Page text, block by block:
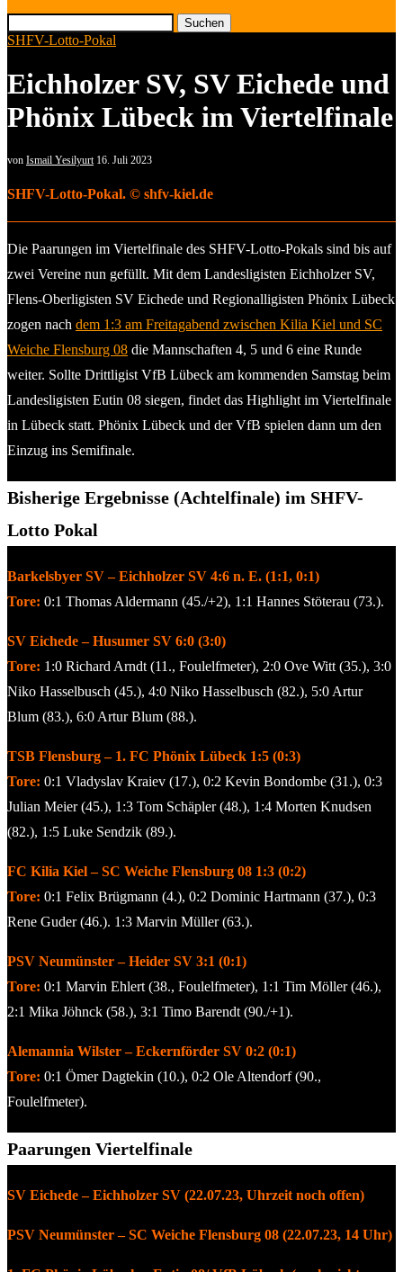
Suchen
SHFV-Lotto-Pokal
Eichholzer SV, SV Eichede und
Phönix Lübeck im Viertelfinale
von Ismail Yesilyurt 16. Juli 2023
SHFV-Lotto-Pokal. © shfv-kiel.de
Die Paarungen im Viertelfinale des SHFV-Lotto-Pokals sind bis auf
zwei Vereine nun gefüllt. Mit dem Landesligisten Eichholzer SV,
Flens-Oberligisten SV Eichede und Regionalligisten Phönix Lübeck
zogen nach dem 1:3 am Freitagabend zwischen Kilia Kiel und SC
Weiche Flensburg 08 die Mannschaften 4, 5 und 6 eine Runde
weiter. Sollte Drittligist VfB Lübeck am kommenden Samstag beim
Landesligisten Eutin 08 siegen, findet das Highlight im Viertelfinale
in Lübeck statt. Phönix Lübeck und der VfB spielen dann um den
Einzug ins Semifinale.
Bisherige Ergebnisse (Achtelfinale) im SHFV-
Lotto Pokal
Barkelsbyer SV – Eichholzer SV 4:6 n. E. (1:1, 0:1)
Tore: 0:1 Thomas Aldermann (45./+2), 1:1 Hannes Stöterau (73.).
SV Eichede – Husumer SV 6:0 (3:0)
Tore: 1:0 Richard Arndt (11., Foulelfmeter), 2:0 Ove Witt (35.), 3:0
Niko Hasselbusch (45.), 4:0 Niko Hasselbusch (82.), 5:0 Artur
Blum (83.), 6:0 Artur Blum (88.).
TSB Flensburg – 1. FC Phönix Lübeck 1:5 (0:3)
Tore: 0:1 Vladyslav Kraiev (17.), 0:2 Kevin Bondombe (31.), 0:3
Julian Meier (45.), 1:3 Tom Schäpler (48.), 1:4 Morten Knudsen
(82.), 1:5 Luke Sendzik (89.).
FC Kilia Kiel – SC Weiche Flensburg 08 1:3 (0:2)
Tore: 0:1 Felix Brügmann (4.), 0:2 Dominic Hartmann (37.), 0:3
Rene Guder (46.). 1:3 Marvin Müller (63.).
PSV Neumünster – Heider SV 3:1 (0:1)
Tore: 0:1 Marvin Ehlert (38., Foulelfmeter), 1:1 Tim Möller (46.),
2:1 Mika Jöhnck (58.), 3:1 Timo Barendt (90./+1).
Alemannia Wilster – Eckernförder SV 0:2 (0:1)
Tore: 0:1 Ömer Dagtekin (10.), 0:2 Ole Altendorf (90.,
Foulelfmeter).
Paarungen Viertelfinale
SV Eichede – Eichholzer SV (22.07.23, Uhrzeit noch offen)
PSV Neumünster – SC Weiche Flensburg 08 (22.07.23, 14 Uhr)